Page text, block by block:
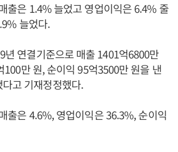
출은 1.4% 늘었고 영업이익은 6.4% 줄
늘었다.
년 연결기준으로 매출 1401억6800만
100만 원, 순이익 95억3500만 원을 낸
고 기재정정했다.
출은 4.6%, 영업이익은 36.3%, 순이익